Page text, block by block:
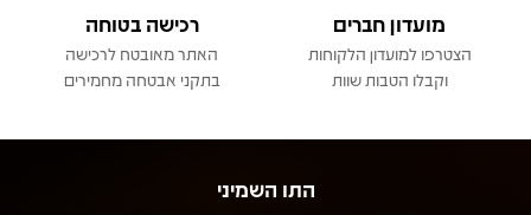
מועדון חברים
הצטרפו למועדון הלקוחות
וקבלו הטבות שוות
רכישה בטוחה
האתר מאובטח לרכישה
בתקני אבטחה מחמירים
התו השמיני